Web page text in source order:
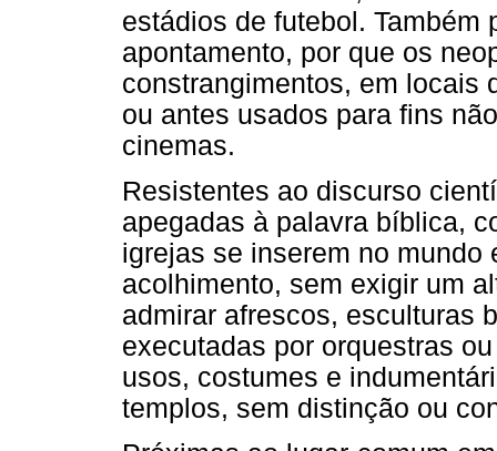
estádios de futebol. Também
apontamento, por que os
constrangimentos, em locais
ou antes usados para fins
cinemas.
Resistentes ao discurso
apegadas à palavra bíblica,
igrejas se inserem no mundo
acolhimento, sem exigir um
admirar afrescos, esculturas
executadas por orquestras
usos, costumes e
templos, sem distinção ou